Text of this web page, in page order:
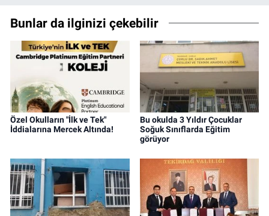
Bunlar da ilginizi çekebilir
Özel Okulların "İlk ve Tek"
İddialarına Mercek Altında!
Bu okulda 3 Yıldır Çocuklar
Soğuk Sınıflarda Eğitim
görüyor